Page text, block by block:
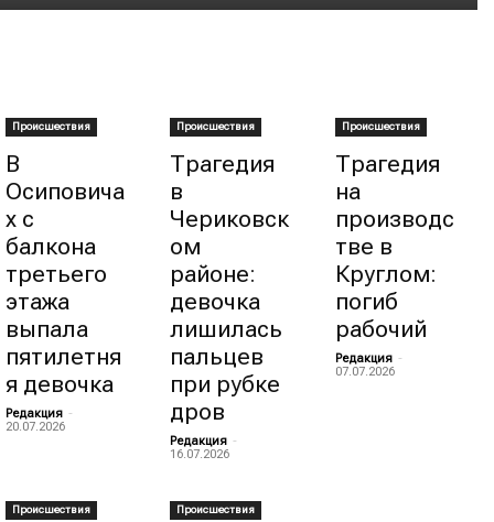
Происшествия
В
Осиповича
х с
балкона
третьего
этажа
выпала
пятилетня
я девочка
Редакция -
20.07.2026
Происшествия
Трагедия
в
Чериковск
ом
районе:
девочка
лишилась
пальцев
при рубке
дров
Редакция -
16.07.2026
Происшествия
Трагедия
на
производс
тве в
Круглом:
погиб
рабочий
Редакция -
07.07.2026
Происшествия Происшествия